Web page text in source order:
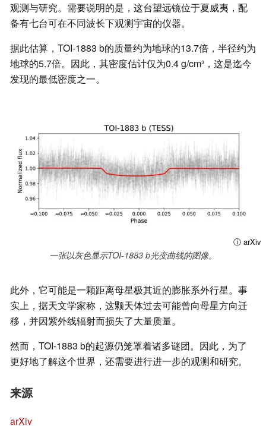
观测与研究。需要说明的是，这台望远镜位于夏威夷，配
备有七台可在不同波长下观测宇宙的仪器。
据此估算，TOI-1883 b的质量约为地球的13.7倍，半径约为
地球的5.7倍。因此，其密度估计仅为0.4 g/cm³，这是迄今
发现的最低密度之一。
ⓘ arXiv
一张以灰色显示TOI-1883 b光变曲线的图像。
此外，它可能是一颗距离母星极其近的膨胀系外行星。事
实上，据天文学家称，这颗天体过去可能曾向母星方向迁
移，并因紫外线辐射而损失了大量质量。
然而，TOI-1883 b的起源仍笼罩着诸多谜团。因此，为了
更好地了解这个世界，还需要进行进一步的观测和研究。
来源
arXiv